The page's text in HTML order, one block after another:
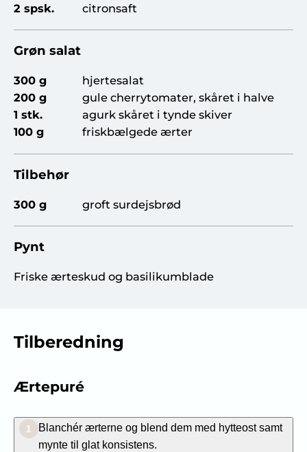
2 spsk.
citronsaft
Grøn salat
300 g
hjertesalat
200 g
gule cherrytomater, skåret i halve
1 stk.
agurk skåret i tynde skiver
100 g
friskbælgede ærter
Tilbehør
300 g groft surdejsbrød
Pynt
Friske ærteskud og basilikumblade
Tilberedning
Ærtepuré
1
Blanchér ærterne og blend dem med hytteost samt
mynte til glat konsistens.